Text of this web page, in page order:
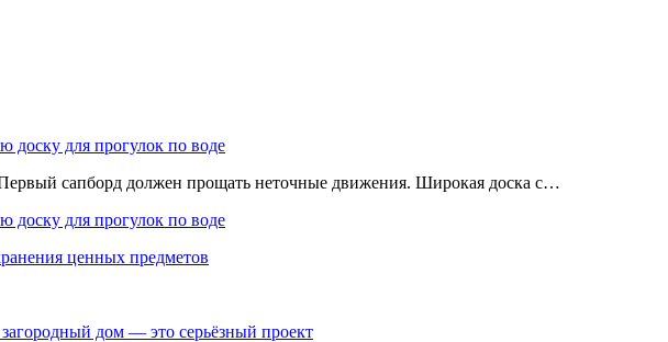
доску для прогулок по воде
сапборд должен прощать неточные движения. Широкая доска с…
доску для прогулок по воде
ценных предметов
дом — это серьёзный проект